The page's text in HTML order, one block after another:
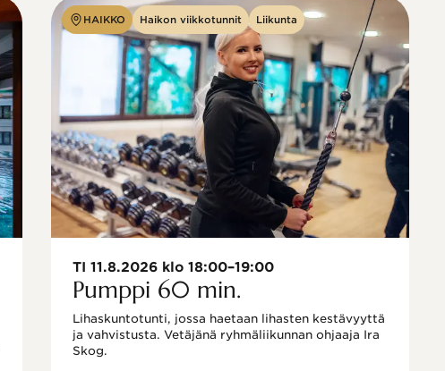
HAIKKO Haikon viikkotunnit Liikunta
TI 11.8.2026 klo 18:00–19:00
Pumppi 60 min.
Lihaskuntotunti, jossa haetaan lihasten kestävyyttä
ja vahvistusta. Vetäjänä ryhmäliikunnan ohjaaja Ira
Skog.